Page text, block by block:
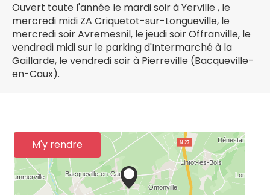
Ouvert toute l'année le mardi soir à Yerville , le
mercredi midi ZA Criquetot-sur-Longueville, le
mercredi soir Avremesnil, le jeudi soir Offranville, le
vendredi midi sur le parking d'Intermarché à la
Gaillarde, le vendredi soir à Pierreville (Bacqueville-
en-Caux).
M'y rendre